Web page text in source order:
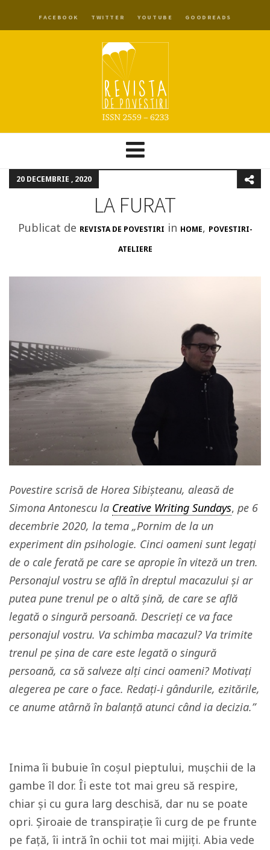
FACEBOOK TWITTER YOUTUBE GOODREADS
20 DECEMBRIE , 2020
LA FURAT
Publicat de REVISTA DE POVESTIRI in HOME, POVESTIRI-
ATELIERE
Povestire scrisă de Horea Sibișteanu, aleasă de
Simona Antonescu la Creative Writing Sundays, pe 6
decembrie 2020, la tema „Pornim de la un
experiment din psihologie. Cinci oameni sunt legați
de o cale ferată pe care se apropie în viteză un tren.
Personajul vostru se află în dreptul macazului și ar
putea pune trenul pe o altă șină, de care se află
legată o singură persoană. Descrieți ce va face
personajul vostru. Va schimba macazul? Va trimite
trenul pe șina de care este legată o singură
persoană, ca să salveze alți cinci oameni? Motivați
alegerea pe care o face. Redați-i gândurile, ezitările,
ce anume atârnă în balanță atunci când ia decizia.”
Inima îi bubuie în coșul pieptului, mușchii de la
gambe îl dor. Îi este tot mai greu să respire,
chiar și cu gura larg deschisă, dar nu se poate
opri. Șiroaie de transpirație îi curg de pe frunte
pe față, îi intră în ochii tot mai mijiți. Abia vede